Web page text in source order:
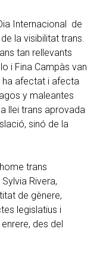
Internacional de
la visibilitat trans.
tan rellevants
i Fina Campàs van
ha afectat i afecta
y maleantes
llei trans aprovada
sinó de la
trans
Rivera,
de gènere,
legislatius i
des del